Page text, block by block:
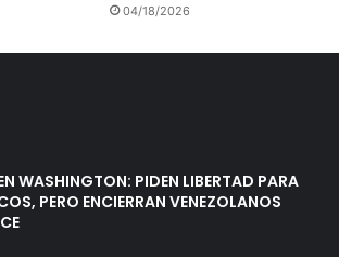
04/18/2026
WASHINGTON: PIDEN LIBERTAD PARA
PERO ENCIERRAN VENEZOLANOS